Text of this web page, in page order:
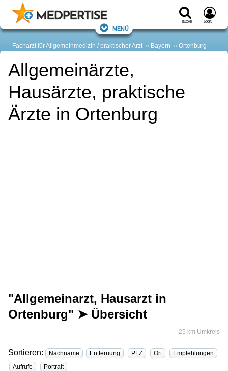
Suche Login
Menü
Facharzt für Allgemeinmedizin / praktischer Arzt Bayern Ortenburg
Allgemeinärzte,
Hausärzte, praktische
Ärzte in Ortenburg
"Allgemeinarzt, Hausarzt in
Ortenburg" ➤ Übersicht
25 km Umkreis
Sortieren: Nachname Entfernung PLZ Ort
Empfehlungen
Aufrufe
Portrait